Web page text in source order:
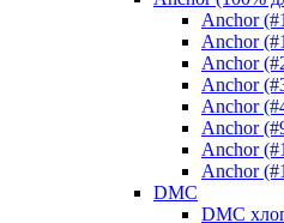
Anchor
Anchor
Anchor
Anchor
Anchor
Anchor
Anchor
Anchor
DMC
DMC